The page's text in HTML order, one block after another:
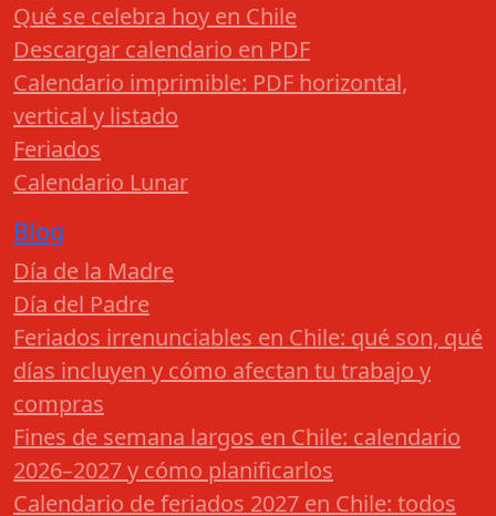
Qué se celebra hoy en Chile
Descargar calendario en PDF
Calendario imprimible: PDF horizontal,
vertical y listado
Feriados
Calendario Lunar
Blog
Día de la Madre
Día del Padre
Feriados irrenunciables en Chile: qué son, qué
días incluyen y cómo afectan tu trabajo y
compras
Fines de semana largos en Chile: calendario
2026–2027 y cómo planificarlos
Calendario de feriados 2027 en Chile: todos